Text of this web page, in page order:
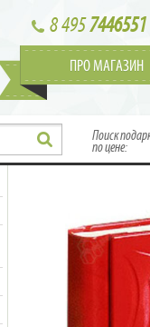
8 4957446551
ПРО МАГАЗИН
Поиск
по цене: